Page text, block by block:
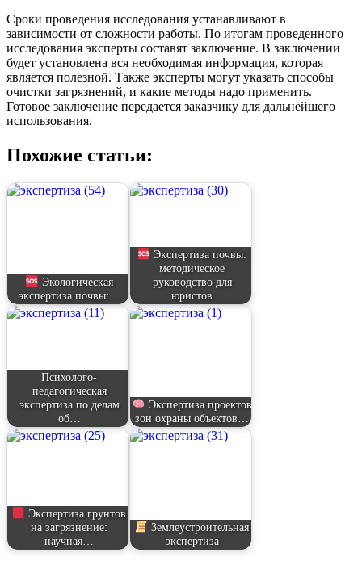
Сроки проведения исследования устанавливают в
зависимости от сложности работы. По итогам проведенного
исследования эксперты составят заключение. В заключении
будет установлена вся необходимая информация, которая
является полезной. Также эксперты могут указать способы
очистки загрязнений, и какие методы надо применить.
Готовое заключение передается заказчику для дальнейшего
использования.
Похожие статьи:
Экологическая
экспертиза почвы:…
Экспертиза почвы:
методическое
руководство для
юристов
Психолого-
педагогическая
экспертиза по делам
об…
Экспертиза проектов
зон охраны объектов…
Экспертиза грунтов
на загрязнение:
научная…
Землеустроительная
экспертиза